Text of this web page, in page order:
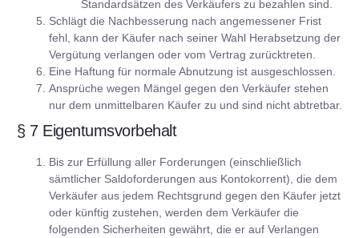
Standardsätzen des Verkäufers zu bezahlen sind.
Schlägt die Nachbesserung nach angemessener Frist
fehl, kann der Käufer nach seiner Wahl Herabsetzung der
Vergütung verlangen oder vom Vertrag zurücktreten.
Eine Haftung für normale Abnutzung ist ausgeschlossen.
Ansprüche wegen Mängel gegen den Verkäufer stehen
nur dem unmittelbaren Käufer zu und sind nicht abtretbar.
§ 7 Eigentumsvorbehalt
Bis zur Erfüllung aller Forderungen (einschließlich
sämtlicher Saldoforderungen aus Kontokorrent), die dem
Verkäufer aus jedem Rechtsgrund gegen den Käufer jetzt
oder künftig zustehen, werden dem Verkäufer die
folgenden Sicherheiten gewährt, die er auf Verlangen